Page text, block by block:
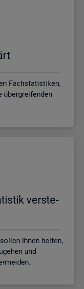
Fachstatistiken,
übergreifenden
ver­ste­
Ihnen helfen,
und